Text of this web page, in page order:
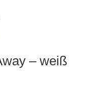
– weiß